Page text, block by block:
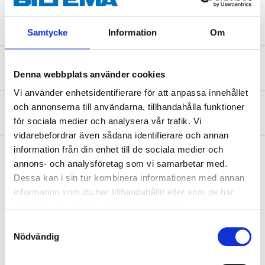
Samtycke Information Om
Denna webbplats använder cookies
Vi använder enhetsidentifierare för att anpassa innehållet
och annonserna till användarna, tillhandahålla funktioner
för sociala medier och analysera vår trafik. Vi
vidarebefordrar även sådana identifierare och annan
information från din enhet till de sociala medier och
annons- och analysföretag som vi samarbetar med.
Dessa kan i sin tur kombinera informationen med annan
information som du har tillhandahållit eller som de har
Nödvändig
Säkerhetsinformation och övriga dokument
Om tillverkaren
Köp & Hämta